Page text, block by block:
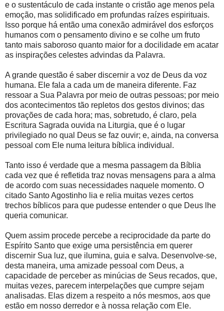
e o sustentáculo de cada instante o cristão age menos pela
emoção, mas solidificado em profundas raízes espirituais.
Isso porque há então uma conexão admirável dos esforços
humanos com o pensamento divino e se colhe um fruto
tanto mais saboroso quanto maior for a docilidade em acatar
as inspirações celestes advindas da Palavra.
A grande questão é saber discernir a voz de Deus da voz
humana. Ele fala a cada um de maneira diferente. Faz
ressoar a Sua Palavra por meio de outras pessoas; por meio
dos acontecimentos tão repletos dos gestos divinos; das
provações de cada hora; mas, sobretudo, é claro, pela
Escritura Sagrada ouvida na Liturgia, que é o lugar
privilegiado no qual Deus se faz ouvir; e, ainda, na conversa
pessoal com Ele numa leitura bíblica individual.
Tanto isso é verdade que a mesma passagem da Bíblia
cada vez que é refletida traz novas mensagens para a alma
de acordo com suas necessidades naquele momento. O
citado Santo Agostinho lia e relia muitas vezes certos
trechos bíblicos para que pudesse entender o que Deus lhe
queria comunicar.
Quem assim procede percebe a reciprocidade da parte do
Espírito Santo que exige uma persistência em querer
discernir Sua luz, que ilumina, guia e salva. Desenvolve-se,
desta maneira, uma amizade pessoal com Deus, a
capacidade de perceber as minúcias de Seus recados, que,
muitas vezes, parecem interpelações que cumpre sejam
analisadas. Elas dizem a respeito a nós mesmos, aos que
estão em nosso derredor e à nossa relação com Ele.